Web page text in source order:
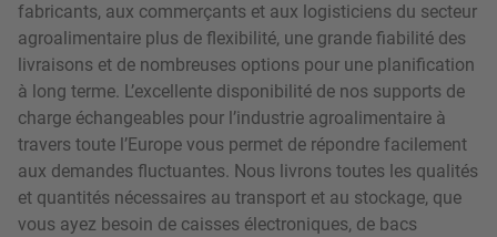
fabricants, aux commerçants et aux logisticiens du secteur
agroalimentaire plus de flexibilité, une grande fiabilité des
livraisons et de nombreuses options pour une planification
à long terme. L’excellente disponibilité de nos supports de
charge échangeables pour l’industrie agroalimentaire à
travers toute l’Europe vous permet de répondre facilement
aux demandes fluctuantes. Nous livrons toutes les qualités
et quantités nécessaires au transport et au stockage, que
vous ayez besoin de caisses électroniques, de bacs